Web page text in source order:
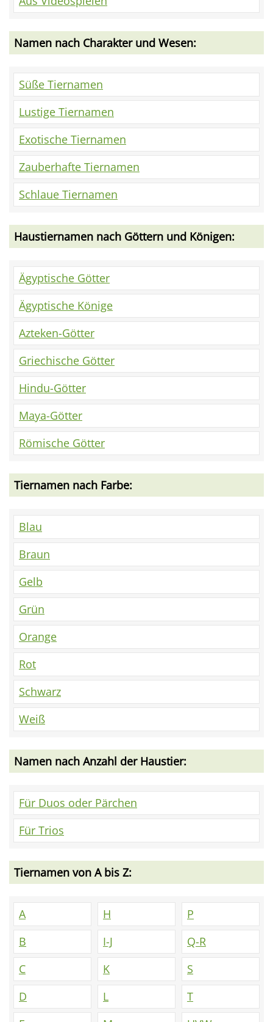
Namen nach Charakter und Wesen:
Süße Tiernamen
Lustige Tiernamen
Exotische Tiernamen
Zauberhafte Tiernamen
Schlaue Tiernamen
Haustiernamen nach Göttern und Königen:
Ägyptische Götter
Ägyptische Könige
Azteken-Götter
Griechische Götter
Hindu-Götter
Maya-Götter
Römische Götter
Tiernamen nach Farbe:
Blau
Braun
Gelb
Grün
Orange
Rot
Schwarz
Weiß
Namen nach Anzahl der Haustier:
Für Duos oder Pärchen
Für Trios
Tiernamen von A bis Z:
A
B
C
D
H
I-J
K
L
P
Q-R
S
T